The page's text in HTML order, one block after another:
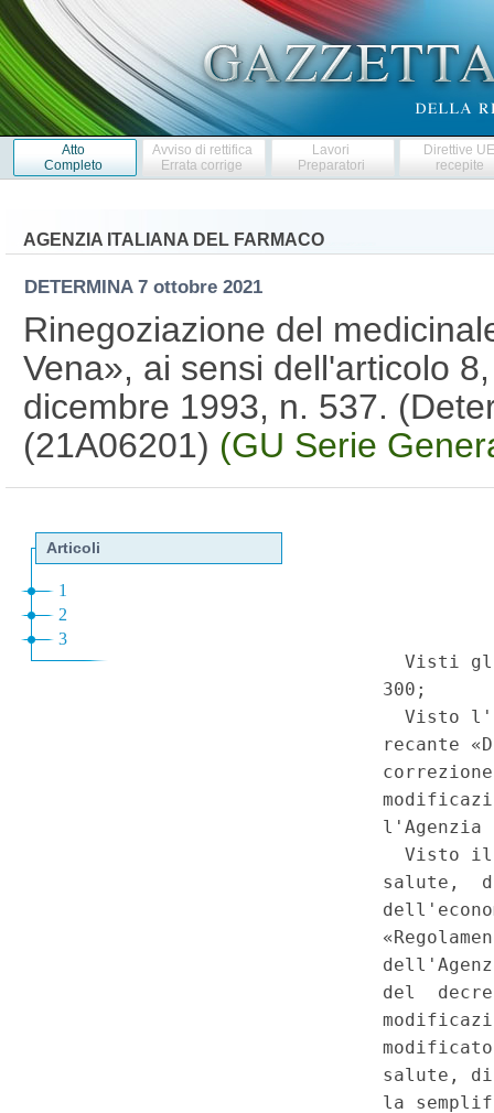
Atto
Completo
Avviso di rettifica
Errata corrige
Lavori
Preparatori
Direttive
recepite
AGENZIA ITALIANA DEL FARMACO
DETERMINA 7 ottobre 2021
Rinegoziazione del
Vena», ai sensi dell'articolo
dicembre 1993, n. 537.
(21A06201) (GU Serie